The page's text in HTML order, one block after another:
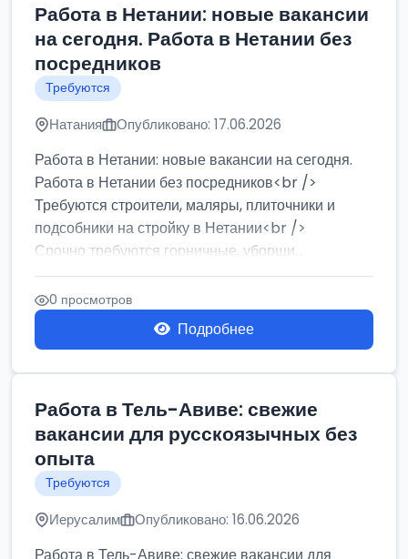
Работа в Нетании: новые вакансии
на сегодня. Работа в Нетании без
посредников
Требуются
Натания Опубликовано: 17.06.2026
Работа в Нетании: новые вакансии на сегодня.
Работа в Нетании без посредников<br />
Требуются строители, маляры, плиточники и
подсобники на стройку в Нетании<br />
Срочно требуются горничные, уборщи...
0 просмотров
Подробнее
Работа в Тель-Авиве: свежие
вакансии для русскоязычных без
опыта
Требуются
Иерусалим Опубликовано: 16.06.2026